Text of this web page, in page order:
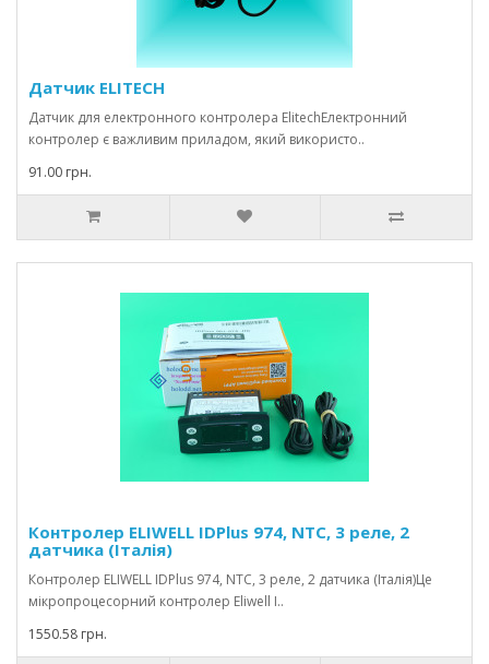
Датчик ELITECH
Датчик для електронного контролера ElitechЕлектронний
контролер є важливим приладом, який використо..
91.00 грн.
Контролер ELIWELL IDPlus 974, NTC, 3 реле, 2
датчика (Італія)
Контролер ELIWELL IDPlus 974, NTC, 3 реле, 2 датчика (Італія)Це
мікропроцесорний контролер Eliwell I..
1550.58 грн.